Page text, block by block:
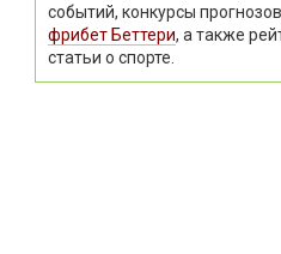
событий, конкурсы
фрибет Беттери, а также
статьи о спорте.